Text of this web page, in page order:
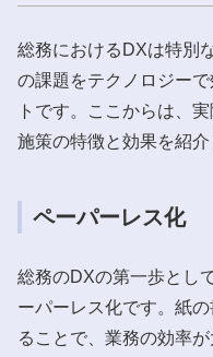
総務におけるDXは特別
の課題をテクノロジー
トです。ここからは、
施策の特徴と効果を紹介
ペーパーレス化
総務のDXの第一歩とし
ーパーレス化です。紙
ることで、業務の効率